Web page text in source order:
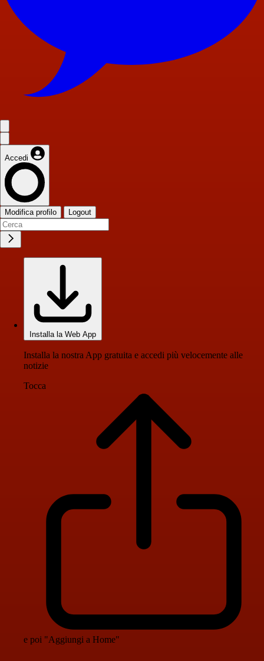
Accedi
Modifica profilo Logout
Installa la Web App
Installa la nostra App gratuita e accedi più velocemente alle
notizie
Tocca
e poi "Aggiungi a Home"